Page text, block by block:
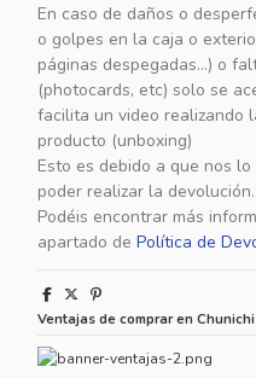
En caso de daños o
o golpes en la caja o
páginas despegadas...) o
(photocards, etc) solo se
facilita un video realizando
producto (unboxing)
Esto es debido a que nos
poder realizar la devolución.
Podéis encontrar más
apartado de Política de
Ventajas de comprar en